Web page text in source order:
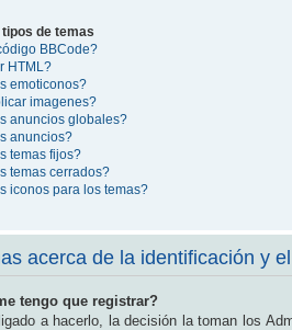
de temas
BBCode?
HTML?
emoticonos?
imagenes?
anuncios globales?
anuncios?
temas fijos?
temas cerrados?
iconos para los temas?
acerca de la identificación y
tengo que registrar?
a hacerlo, la decisión la toman los